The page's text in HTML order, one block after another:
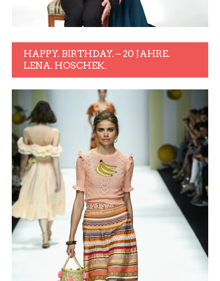
HAPPY. BIRTHDAY. – 20 JAHRE.
LENA. HOSCHEK.